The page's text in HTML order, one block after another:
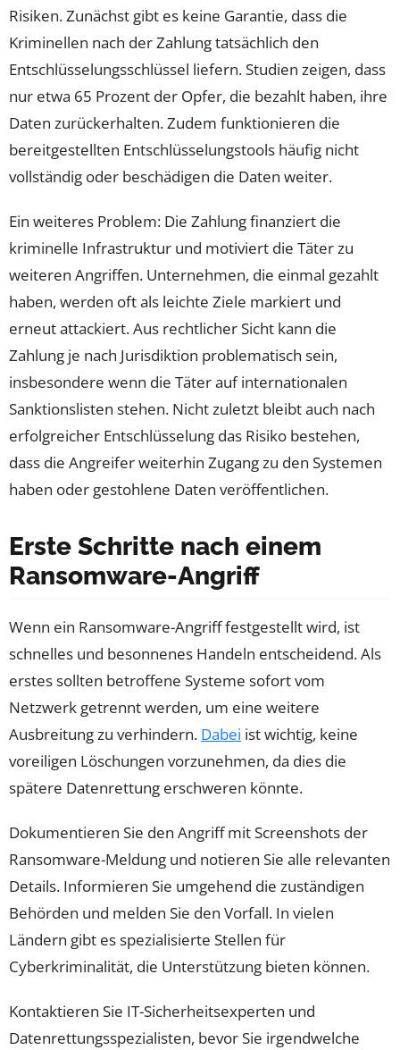
Risiken. Zunächst gibt es keine Garantie, dass die
Kriminellen nach der Zahlung tatsächlich den
Entschlüsselungsschlüssel liefern. Studien zeigen, dass
nur etwa 65 Prozent der Opfer, die bezahlt haben, ihre
Daten zurückerhalten. Zudem funktionieren die
bereitgestellten Entschlüsselungstools häufig nicht
vollständig oder beschädigen die Daten weiter.
Ein weiteres Problem: Die Zahlung finanziert die
kriminelle Infrastruktur und motiviert die Täter zu
weiteren Angriffen. Unternehmen, die einmal gezahlt
haben, werden oft als leichte Ziele markiert und
erneut attackiert. Aus rechtlicher Sicht kann die
Zahlung je nach Jurisdiktion problematisch sein,
insbesondere wenn die Täter auf internationalen
Sanktionslisten stehen. Nicht zuletzt bleibt auch nach
erfolgreicher Entschlüsselung das Risiko bestehen,
dass die Angreifer weiterhin Zugang zu den Systemen
haben oder gestohlene Daten veröffentlichen.
Erste Schritte nach einem
Ransomware-Angriff
Wenn ein Ransomware-Angriff festgestellt wird, ist
schnelles und besonnenes Handeln entscheidend. Als
erstes sollten betroffene Systeme sofort vom
Netzwerk getrennt werden, um eine weitere
Ausbreitung zu verhindern. Dabei ist wichtig, keine
voreiligen Löschungen vorzunehmen, da dies die
spätere Datenrettung erschweren könnte.
Dokumentieren Sie den Angriff mit Screenshots der
Ransomware-Meldung und notieren Sie alle relevanten
Details. Informieren Sie umgehend die zuständigen
Behörden und melden Sie den Vorfall. In vielen
Ländern gibt es spezialisierte Stellen für
Cyberkriminalität, die Unterstützung bieten können.
Kontaktieren Sie IT-Sicherheitsexperten und
Datenrettungsspezialisten, bevor Sie irgendwelche